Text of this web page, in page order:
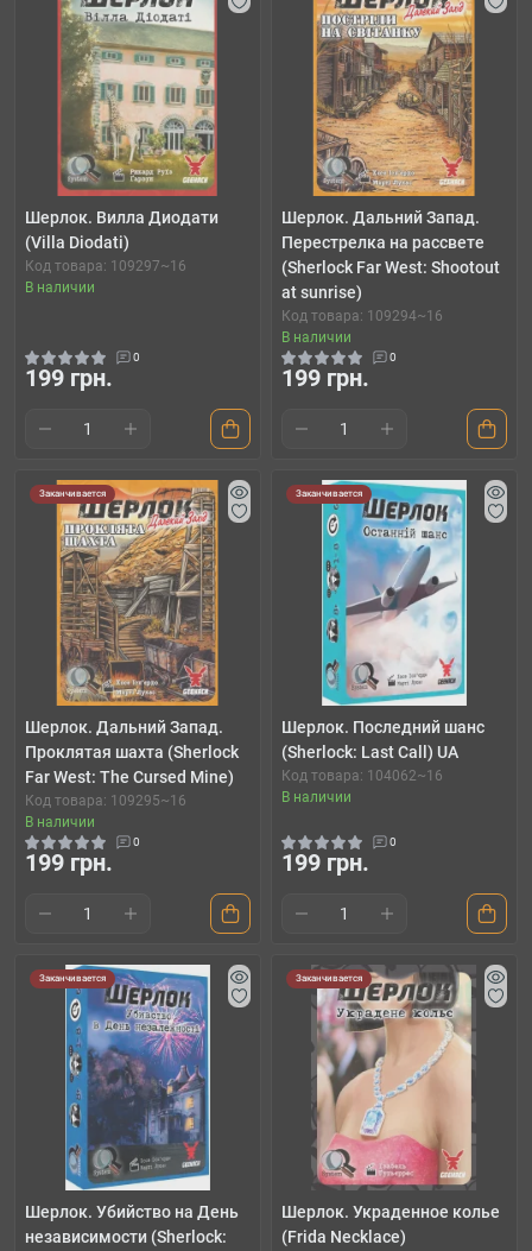
Шерлок. Вилла Диодати
(Villa Diodati)
Код товара: 109297~16
В наличии
0
199 грн.
Шерлок. Дальний Запад.
Перестрелка на рассвете
(Sherlock Far West: Shootout
at sunrise)
Код товара: 109294~16
В наличии
0
199 грн.
Заканчивается
Шерлок. Дальний Запад.
Проклятая шахта (Sherlock
Far West: The Cursed Mine)
Код товара: 109295~16
В наличии
0
199 грн.
Заканчивается
Шерлок. Последний шанс
(Sherlock: Last Call) UA
Код товара: 104062~16
В наличии
0
199 грн.
Заканчивается
Шерлок. Убийство на День
независимости (Sherlock:
Заканчивается
Шерлок. Украденное колье
(Frida Necklace)